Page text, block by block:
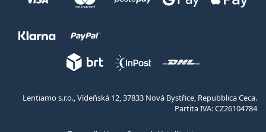
Lentiamo s.r.o., Vídeňská 12, 37833 Nová Bystřice, Repubblica Ceca.
Partita IVA: CZ26104784